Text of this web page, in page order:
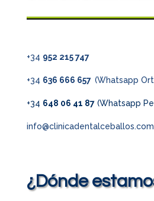
+34 952 215 747
+34 636 666 657 (Whatsapp
+34 648 06 41 87(Whatsapp
info@clinicadentalceballos.com
¿Dónde